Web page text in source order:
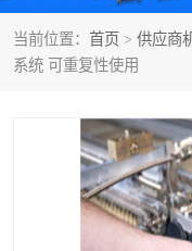
当前位置： 首页 > 供应商
系统 可重复性使用
BGA返修台HR600/2
自动光学检测
TX 全自动高速贴片